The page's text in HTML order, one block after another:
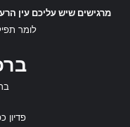
מרגישים שיש עליכם עין
לומר
פדיון